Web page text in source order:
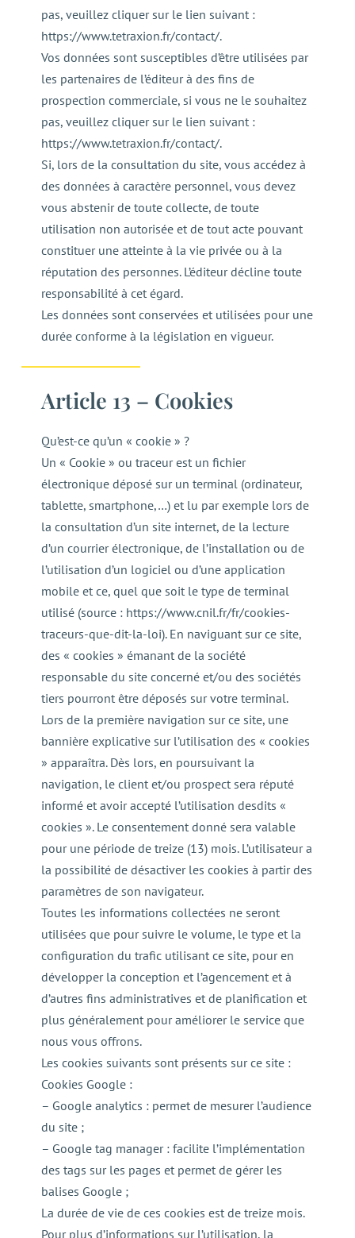
pas, veuillez cliquer sur le lien suivant :
https://www.tetraxion.fr/contact/.
Vos données sont susceptibles d’être utilisées par
les partenaires de l’éditeur à des fins de
prospection commerciale, si vous ne le souhaitez
pas, veuillez cliquer sur le lien suivant :
https://www.tetraxion.fr/contact/.
Si, lors de la consultation du site, vous accédez à
des données à caractère personnel, vous devez
vous abstenir de toute collecte, de toute
utilisation non autorisée et de tout acte pouvant
constituer une atteinte à la vie privée ou à la
réputation des personnes. L’éditeur décline toute
responsabilité à cet égard.
Les données sont conservées et utilisées pour une
durée conforme à la législation en vigueur.
Article 13 – Cookies
Qu’est-ce qu’un « cookie » ?
Un « Cookie » ou traceur est un fichier
électronique déposé sur un terminal (ordinateur,
tablette, smartphone,…) et lu par exemple lors de
la consultation d’un site internet, de la lecture
d’un courrier électronique, de l’installation ou de
l’utilisation d’un logiciel ou d’une application
mobile et ce, quel que soit le type de terminal
utilisé (source : https://www.cnil.fr/fr/cookies-
traceurs-que-dit-la-loi). En naviguant sur ce site,
des « cookies » émanant de la société
responsable du site concerné et/ou des sociétés
tiers pourront être déposés sur votre terminal.
Lors de la première navigation sur ce site, une
bannière explicative sur l’utilisation des « cookies
» apparaîtra. Dès lors, en poursuivant la
navigation, le client et/ou prospect sera réputé
informé et avoir accepté l’utilisation desdits «
cookies ». Le consentement donné sera valable
pour une période de treize (13) mois. L’utilisateur a
la possibilité de désactiver les cookies à partir des
paramètres de son navigateur.
Toutes les informations collectées ne seront
utilisées que pour suivre le volume, le type et la
configuration du trafic utilisant ce site, pour en
développer la conception et l’agencement et à
d’autres fins administratives et de planification et
plus généralement pour améliorer le service que
nous vous offrons.
Les cookies suivants sont présents sur ce site :
Cookies Google :
– Google analytics : permet de mesurer l’audience
du site ;
– Google tag manager : facilite l’implémentation
des tags sur les pages et permet de gérer les
balises Google ;
La durée de vie de ces cookies est de treize mois.
Pour plus d’informations sur l’utilisation, la